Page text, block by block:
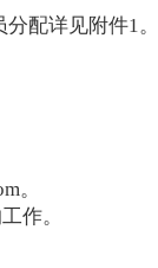
分配详见附件1
。
作。